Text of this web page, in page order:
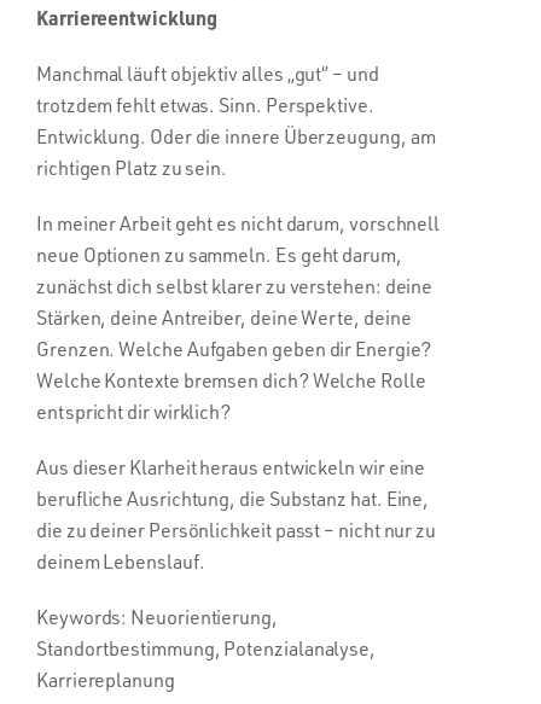
Karriereentwicklung
Manchmal läuft objektiv alles „gut“ – und
trotzdem fehlt etwas. Sinn. Perspektive.
Entwicklung. Oder die innere Überzeugung, am
richtigen Platz zu sein.
In meiner Arbeit geht es nicht darum, vorschnell
neue Optionen zu sammeln. Es geht darum,
zunächst dich selbst klarer zu verstehen: deine
Stärken, deine Antreiber, deine Werte, deine
Grenzen. Welche Aufgaben geben dir Energie?
Welche Kontexte bremsen dich? Welche Rolle
entspricht dir wirklich?
Aus dieser Klarheit heraus entwickeln wir eine
berufliche Ausrichtung, die Substanz hat. Eine,
die zu deiner Persönlichkeit passt – nicht nur zu
deinem Lebenslauf.
Keywords: Neuorientierung,
Standortbestimmung, Potenzialanalyse,
Karriereplanung